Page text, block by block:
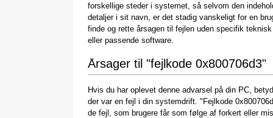
forskellige steder i systemet, så selvom den
detaljer i sit navn, er det stadig vanskeligt for en
finde og rette årsagen til fejlen uden specifik
eller passende software.
Årsager til "fejlkode 0x800706d3"
Hvis du har oplevet denne advarsel på din PC,
der var en fejl i din systemdrift. "Fejlkode
de fejl, som brugere får som følge af forkert eller